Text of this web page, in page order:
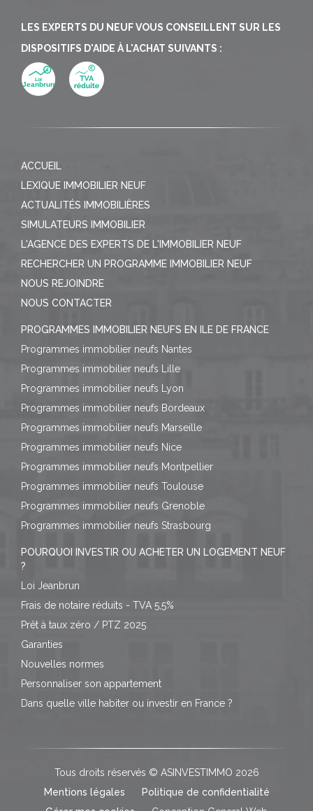
LES EXPERTS DU NEUF VOUS CONSEILLENT SUR LES
DISPOSITIFS D'AIDE À L'ACHAT SUIVANTS :
ACCUEIL
LEXIQUE IMMOBILIER NEUF
ACTUALITÉS IMMOBILIÈRES
SIMULATEURS IMMOBILIER
L'AGENCE DES EXPERTS DE L'IMMOBILIER NEUF
RECHERCHER UN PROGRAMME IMMOBILIER NEUF
NOUS REJOINDRE
NOUS CONTACTER
PROGRAMMES IMMOBILIER NEUFS EN ILE DE FRANCE
Programmes immobilier neufs Nantes
Programmes immobilier neufs Lille
Programmes immobilier neufs Lyon
Programmes immobilier neufs Bordeaux
Programmes immobilier neufs Marseille
Programmes immobilier neufs Nice
Programmes immobilier neufs Montpellier
Programmes immobilier neufs Toulouse
Programmes immobilier neufs Grenoble
Programmes immobilier neufs Strasbourg
POURQUOI INVESTIR OU ACHETER UN LOGEMENT NEUF
?
Loi Jeanbrun
Frais de notaire réduits - TVA 5,5%
Prêt à taux zéro / PTZ 2025
Garanties
Nouvelles normes
Personnaliser son appartement
Dans quelle ville habiter ou investir en France ?
Tous droits réservés © ASINVESTIMMO 2026
Mentions légales
Politique de confidentialité